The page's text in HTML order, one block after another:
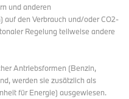
und anderen
auf den Verbrauch und/oder CO2-
Regelung teilweise andere
Antriebsformen (Benzin,
werden sie zusätzlich als
für Energie) ausgewiesen.